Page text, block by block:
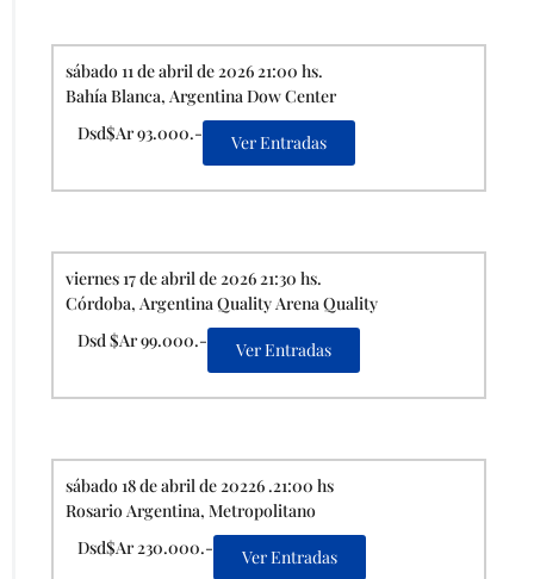
sábado 11 de abril de 2026 21:00 hs.
Bahía Blanca, Argentina Dow Center
Dsd$Ar 93.000.-
Ver Entradas
viernes 17 de abril de 2026 21:30 hs.
Córdoba, Argentina Quality Arena Quality
Dsd $Ar 99.000.-
Ver Entradas
sábado 18 de abril de 20226 .21:00 hs
Rosario Argentina, Metropolitano
Dsd$Ar 230.000.-
Ver Entradas